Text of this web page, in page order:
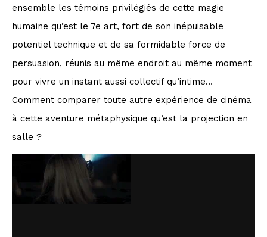
ensemble les témoins privilégiés de cette magie
humaine qu’est le 7e art, fort de son inépuisable
potentiel technique et de sa formidable force de
persuasion, réunis au même endroit au même moment
pour vivre un instant aussi collectif qu’intime…
Comment comparer toute autre expérience de cinéma
à cette aventure métaphysique qu’est la projection en
salle ?